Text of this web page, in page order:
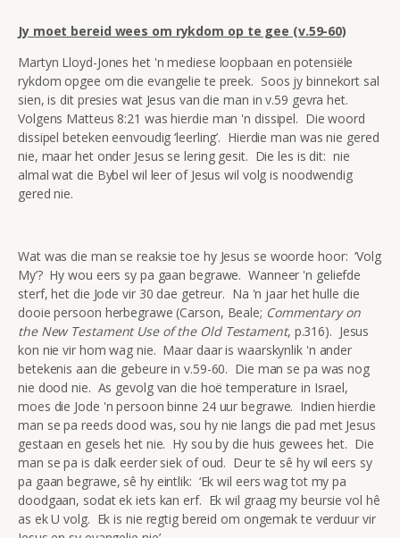
Jy moet bereid wees om rykdom op te gee (v.59-60)
Martyn Lloyd-Jones het 'n mediese loopbaan en potensiële
rykdom opgee om die evangelie te preek. Soos jy binnekort sal
sien, is dit presies wat Jesus van die man in v.59 gevra het.
Volgens Matteus 8:21 was hierdie man 'n dissipel. Die woord
dissipel beteken eenvoudig ‘leerling’. Hierdie man was nie gered
nie, maar het onder Jesus se lering gesit. Die les is dit: nie
almal wat die Bybel wil leer of Jesus wil volg is noodwendig
gered nie.
Wat was die man se reaksie toe hy Jesus se woorde hoor: ‘Volg
My’? Hy wou eers sy pa gaan begrawe. Wanneer 'n geliefde
sterf, het die Jode vir 30 dae getreur. Na 'n jaar het hulle die
dooie persoon herbegrawe (Carson, Beale; Commentary on
the New Testament Use of the Old Testament, p.316). Jesus
kon nie vir hom wag nie. Maar daar is waarskynlik 'n ander
betekenis aan die gebeure in v.59-60. Die man se pa was nog
nie dood nie. As gevolg van die hoë temperature in Israel,
moes die Jode 'n persoon binne 24 uur begrawe. Indien hierdie
man se pa reeds dood was, sou hy nie langs die pad met Jesus
gestaan en gesels het nie. Hy sou by die huis gewees het. Die
man se pa is dalk eerder siek of oud. Deur te sê hy wil eers sy
pa gaan begrawe, sê hy eintlik: ‘Ek wil eers wag tot my pa
doodgaan, sodat ek iets kan erf. Ek wil graag my beursie vol hê
as ek U volg. Ek is nie regtig bereid om ongemak te verduur vir